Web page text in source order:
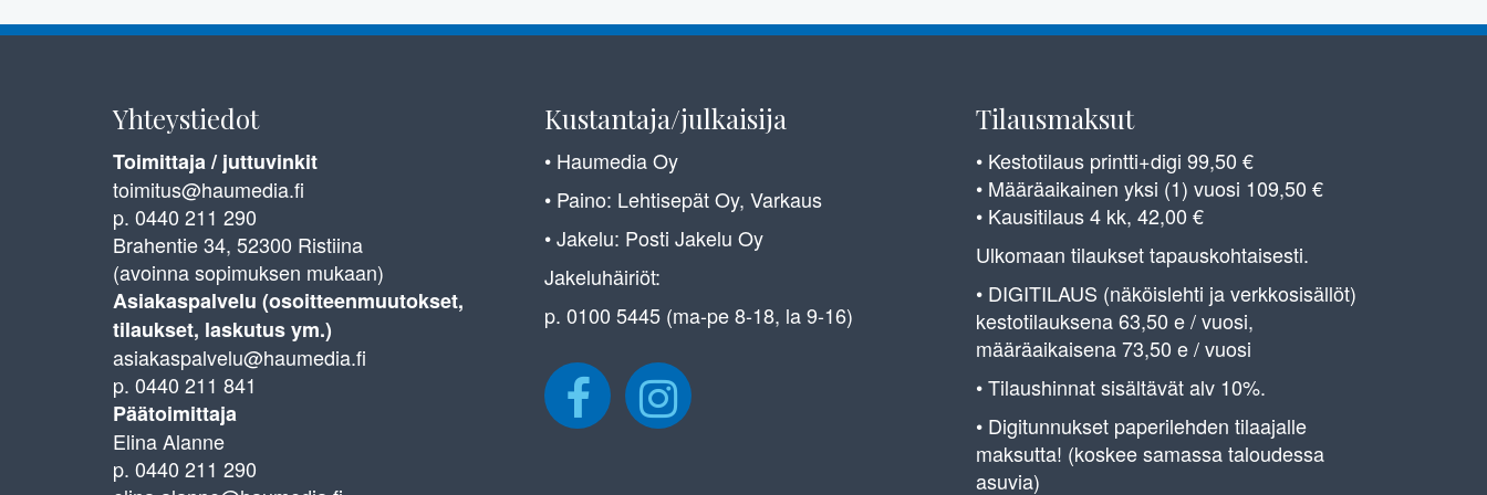
Yhteystiedot
Toimittaja / juttuvinkit
toimitus@haumedia.fi
p. 0440 211 290
Brahentie 34, 52300 Ristiina
(avoinna sopimuksen mukaan)
Asiakaspalvelu (osoitteenmuutokset,
tilaukset, laskutus ym.)
asiakaspalvelu@haumedia.fi
p. 0440 211 841
Päätoimittaja
Elina Alanne
p. 0440 211 290
Kustantaja/julkaisija
• Haumedia Oy
• Paino: Lehtisepät Oy, Varkaus
• Jakelu: Posti Jakelu Oy
Jakeluhäiriöt:
p. 0100 5445 (ma-pe 8-18, la 9-16)
Tilausmaksut
• Kestotilaus printti+digi 99,50 €
• Määräaikainen yksi (1) vuosi 109,50 €
• Kausitilaus 4 kk, 42,00 €
Ulkomaan tilaukset tapauskohtaisesti.
• DIGITILAUS (näköislehti ja verkkosisällöt)
kestotilauksena 63,50 e / vuosi,
määräaikaisena 73,50 e / vuosi
• Tilaushinnat sisältävät alv 10%.
• Digitunnukset paperilehden tilaajalle
maksutta! (koskee samassa taloudessa
asuvia)